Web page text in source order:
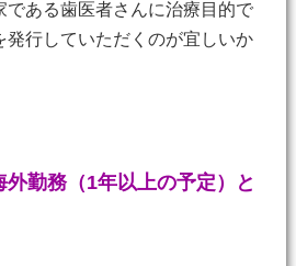
である歯医者さんに治療目的で
発行していただくのが宜しいか
外勤務（1年以上の予定）と